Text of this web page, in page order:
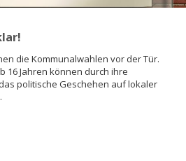
die Kommunalwahlen vor der Tür.
16 Jahren können durch ihre
politische Geschehen auf lokaler